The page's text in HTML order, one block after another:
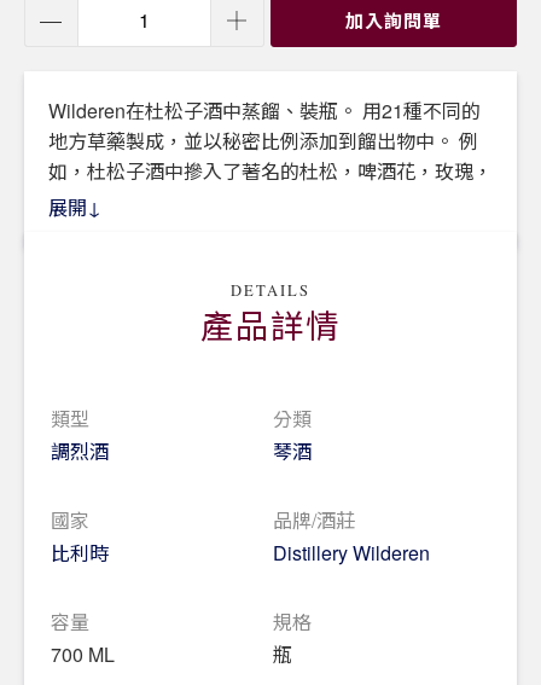
加入詢問單
Wilderen在杜松子酒中蒸餾、裝瓶。 用21種不同的
地方草藥製成，並以秘密比例添加到餾出物中。 例
如，杜松子酒中摻入了著名的杜松，啤酒花，玫瑰，
花朵，香菜和許多其他草藥。
展開↓
DETAILS
產品詳情
類型
調烈酒
分類
琴酒
國家
比利時
品牌/酒莊
Distillery Wilderen
容量
700 ML
規格
瓶